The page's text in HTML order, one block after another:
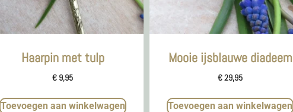
Haarpin met tulp
€ 9,95
Toevoegen aan winkelwagen
Mooie ijsblauwe diadeem
€29,95
Toevoegen aan winkelwagen